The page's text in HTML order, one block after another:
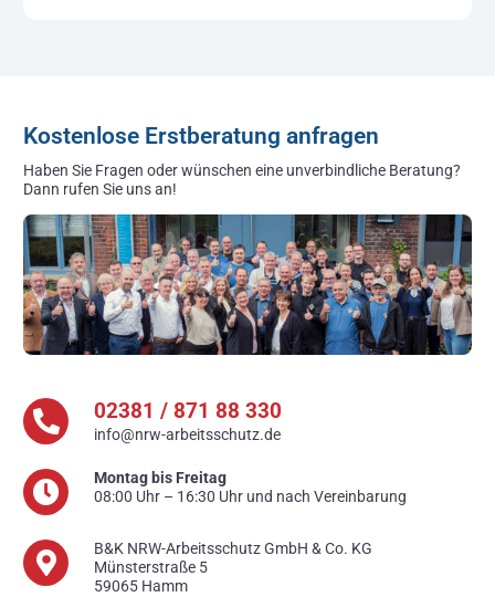
Kostenlose Erstberatung anfragen
Haben Sie Fragen oder wünschen eine unverbindliche Beratung?
Dann rufen Sie uns an!
02381 / 871 88 330
info@nrw-arbeitsschutz.de
Montag bis Freitag
08:00 Uhr – 16:30 Uhr und nach Vereinbarung
B&K NRW-Arbeitsschutz GmbH & Co. KG
Münsterstraße 5
59065 Hamm